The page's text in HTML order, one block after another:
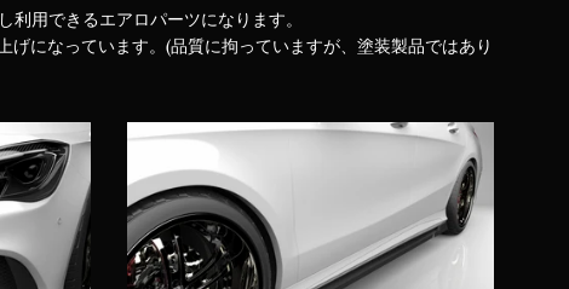
用できるエアロパーツになります。
になっています。(品質に拘っていますが、塗装製品ではあり